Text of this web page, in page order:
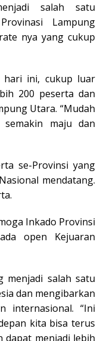
salah satu
Lampung
nya yang cukup
hari ini, cukup luar
200 peserta dan
Utara. “Mudah
maju dan
se-Provinsi yang
mendatang.
Inkado Provinsi
open Kejuaran
menjadi salah satu
dan mengibarkan
internasional. “Ini
kita bisa terus
dapat menjadi lebih